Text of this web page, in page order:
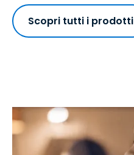
Scopri tutti i prodotti